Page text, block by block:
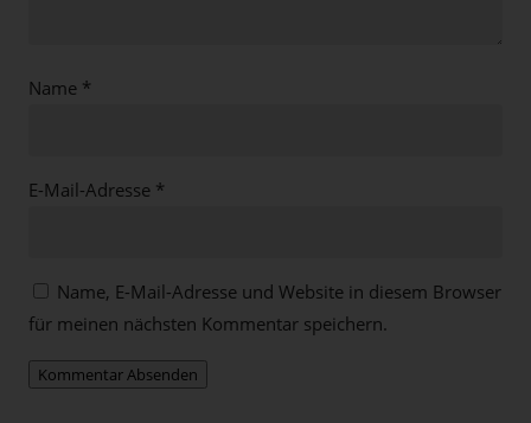
Name *
E-Mail-Adresse *
Name, E-Mail-Adresse und Website in diesem Browser
für meinen nächsten Kommentar speichern.
Kommentar Absenden